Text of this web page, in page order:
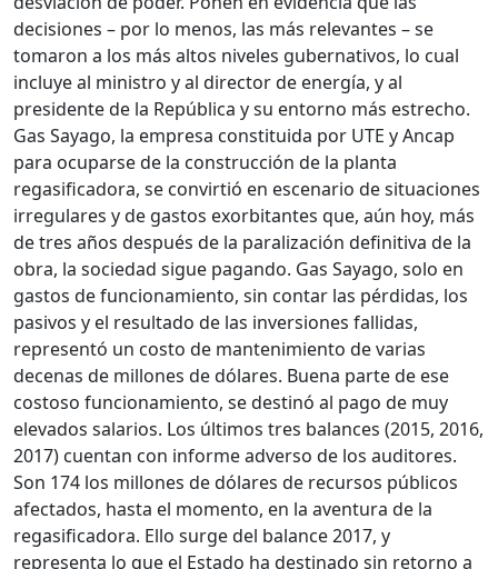
decisiones – por lo menos, las más relevantes – se
tomaron a los más altos niveles gubernativos, lo cual
incluye al ministro y al director de energía, y al
presidente de la República y su entorno más estrecho.
Gas Sayago, la empresa constituida por UTE y Ancap
para ocuparse de la construcción de la planta
regasificadora, se convirtió en escenario de situaciones
irregulares y de gastos exorbitantes que, aún hoy, más
de tres años después de la paralización definitiva de la
obra, la sociedad sigue pagando. Gas Sayago, solo en
gastos de funcionamiento, sin contar las pérdidas, los
pasivos y el resultado de las inversiones fallidas,
representó un costo de mantenimiento de varias
decenas de millones de dólares. Buena parte de ese
costoso funcionamiento, se destinó al pago de muy
elevados salarios. Los últimos tres balances (2015, 2016,
2017) cuentan con informe adverso de los auditores.
Son 174 los millones de dólares de recursos públicos
afectados, hasta el momento, en la aventura de la
regasificadora. Ello surge del balance 2017, y
representa lo que el Estado ha destinado sin retorno a